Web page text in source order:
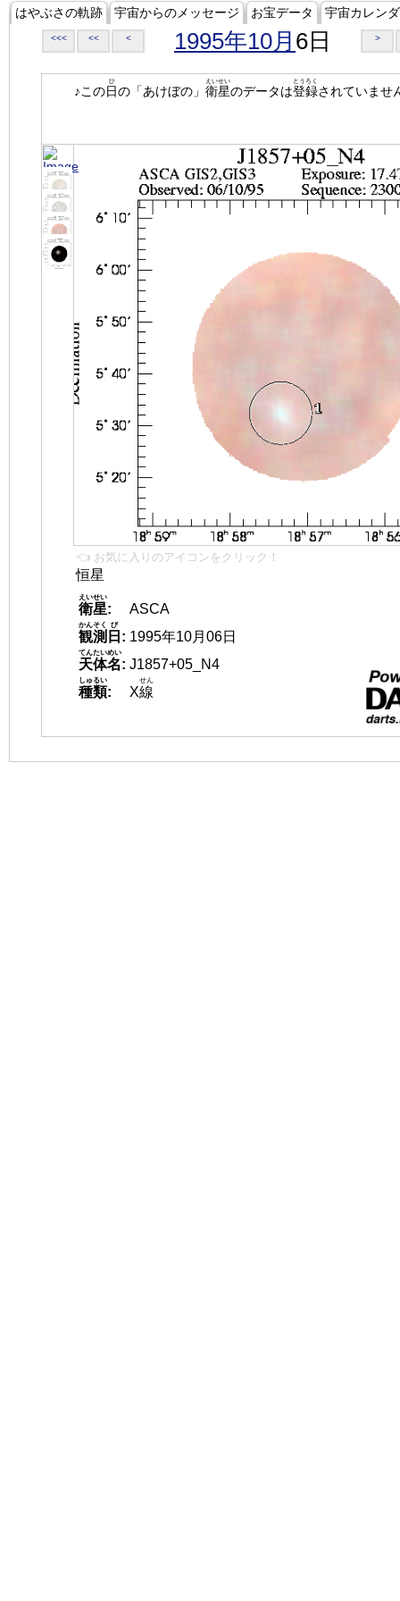
はやぶさの軌跡 宇宙からのメッセージ お宝データ 宇宙カレン
<<< << < 1995年10月 6日 >
♪この日
ひ
の「あけぼの」 衛星
えいせい
のデータは登録
とうろく
されていませ
👈 お気に入りのアイコンをクリック！
恒星
衛星
えいせい
:
ASCA
観測
かんそく
日
び
: 1995年10月06日
天体名
てんたいめい
: J1857+05_N4
種類
しゅるい
: X線
せん